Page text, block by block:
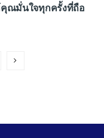
คุณมั่นใจทุกครั้งที่ถือ